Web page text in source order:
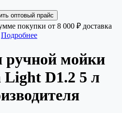
оптовый прайс
покупки от 8 000 ₽ доставка
Подробнее
ручной мойки
Light D1.2 5 л